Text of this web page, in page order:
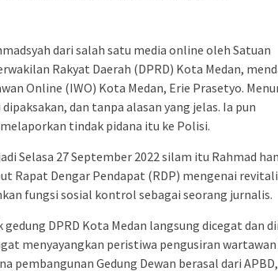
dari salah satu media online oleh Satuan
Rakyat Daerah (DPRD) Kota Medan,
Online (IWO) Kota Medan, Erie Prasetyo.
dan tanpa alasan yang jelas. Ia pun
tindak pidana itu ke Polisi.
Selasa 27 September 2022 silam itu Rahmad
Rapat Dengar Pendapat (RDP) mengenai
fungsi sosial kontrol sebagai seorang jurnalis.
DPRD Kota Medan langsung dicegat dan
menyayangkan peristiwa pengusiran
pembangunan Gedung Dewan berasal dari APBD,